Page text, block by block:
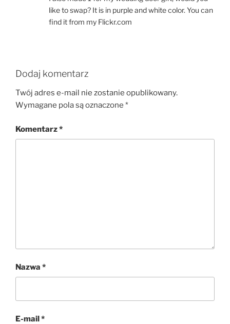
like to swap? It is in purple and white color. You can
find it from my Flickr.com
Dodaj komentarz
Twój adres e-mail nie zostanie opublikowany.
Wymagane pola są oznaczone *
Komentarz*
Nazwa *
E-mail*